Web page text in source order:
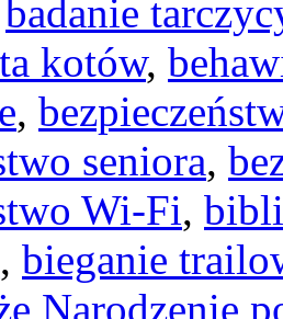
badanie
kotów,
,
seniora,
Wi-Fi,
, bieganie
Narodzenie